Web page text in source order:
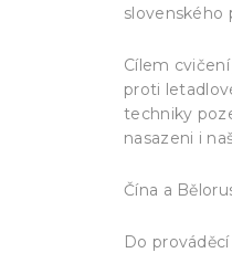
slovenského
Cílem
proti
techniky
nasazeni i
Čína a
Do